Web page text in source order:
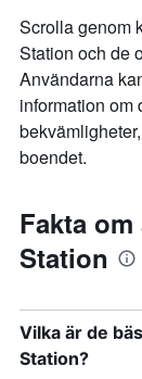
Scrolla genom
Station och de
Användarna
information om
boendet.
Fakta
Station
Vilka är de
Station?